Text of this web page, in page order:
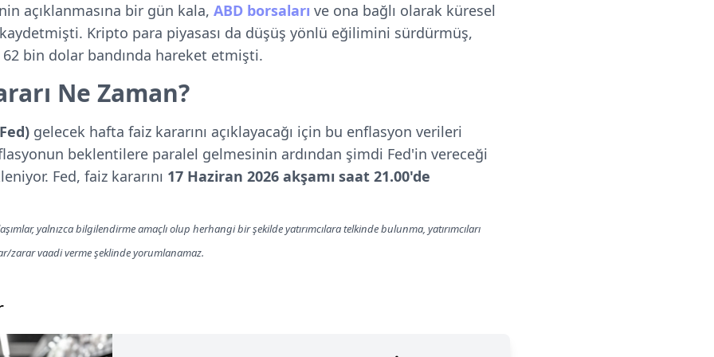
açıklanmasına bir gün kala, ABD borsaları ve ona bağlı olarak küresel
Kripto para piyasası da düşüş yönlü eğilimini sürdürmüş,
bin dolar bandında hareket etmişti.
Ne Zaman?
gelecek hafta faiz kararını açıklayacağı için bu enflasyon verileri
beklentilere paralel gelmesinin ardından şimdi Fed'in vereceği
Fed, faiz kararını 17 Haziran 2026 akşamı saat 21.00'de
yalnızca bilgilendirme amaçlı olup herhangi bir şekilde yatırımcılara telkinde bulunma, yatırımcıları
zarar vaadi verme şeklinde yorumlanamaz.